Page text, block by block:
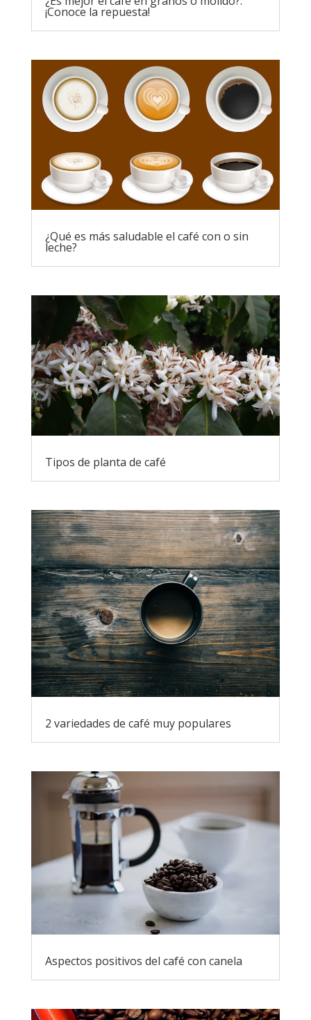
¡Conoce la repuesta!
¿Qué es más saludable el café con o sin
leche?
Tipos de planta de café
2 variedades de café muy populares
Aspectos positivos del café con canela